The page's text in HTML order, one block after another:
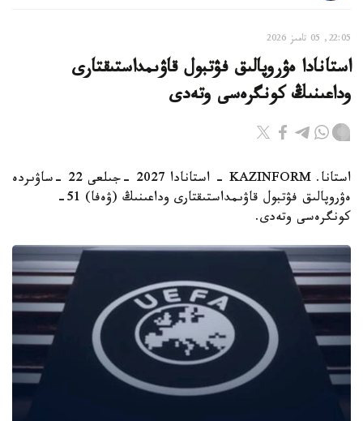
22:05, 05 تامىز 2026
استانادا ەۋروپالىق فۋتبول قاۋىمداستىقتارى
وداعىنىڭ كونگرەسى وتەدى
استانا. KAZINFORM - استانادا 2027 -جىلعى 22 -ساۋىردە
ەۋروپالىق فۋتبول قاۋىمداستىقتارى وداعىنىڭ (ۋەفا) 51-
كونگرەسى وتەدى.